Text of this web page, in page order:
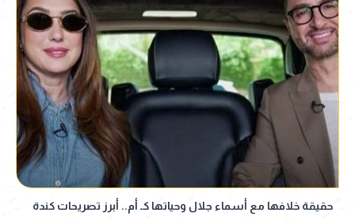
حقيقة خلافها مع أسماء جلال وحياتها كـ أم.. أبرز تصريحات كندة